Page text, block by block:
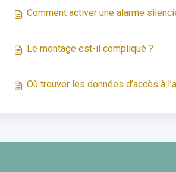
Comment activer une alarme
Le montage est-il compliqué ?
Où trouver les données d’accès à